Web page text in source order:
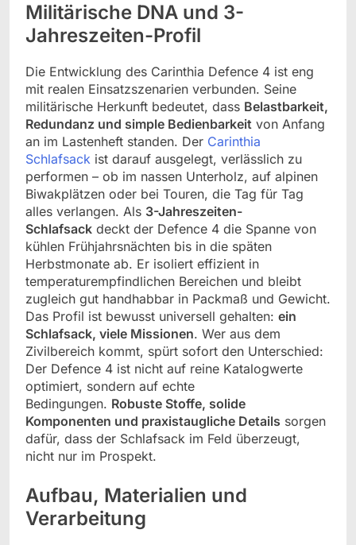
Militärische DNA und 3-
Jahreszeiten-Profil
Die Entwicklung des Carinthia Defence 4 ist eng
mit realen Einsatzszenarien verbunden. Seine
militärische Herkunft bedeutet, dass Belastbarkeit,
Redundanz und simple Bedienbarkeit von Anfang
an im Lastenheft standen. Der Carinthia
Schlafsack ist darauf ausgelegt, verlässlich zu
performen – ob im nassen Unterholz, auf alpinen
Biwakplätzen oder bei Touren, die Tag für Tag
alles verlangen. Als 3-Jahreszeiten-
Schlafsack deckt der Defence 4 die Spanne von
kühlen Frühjahrsnächten bis in die späten
Herbstmonate ab. Er isoliert effizient in
temperaturempfindlichen Bereichen und bleibt
zugleich gut handhabbar in Packmaß und Gewicht.
Das Profil ist bewusst universell gehalten: ein
Schlafsack, viele Missionen. Wer aus dem
Zivilbereich kommt, spürt sofort den Unterschied:
Der Defence 4 ist nicht auf reine Katalogwerte
optimiert, sondern auf echte
Bedingungen. Robuste Stoffe, solide
Komponenten und praxistaugliche Details sorgen
dafür, dass der Schlafsack im Feld überzeugt,
nicht nur im Prospekt.
Aufbau, Materialien und
Verarbeitung